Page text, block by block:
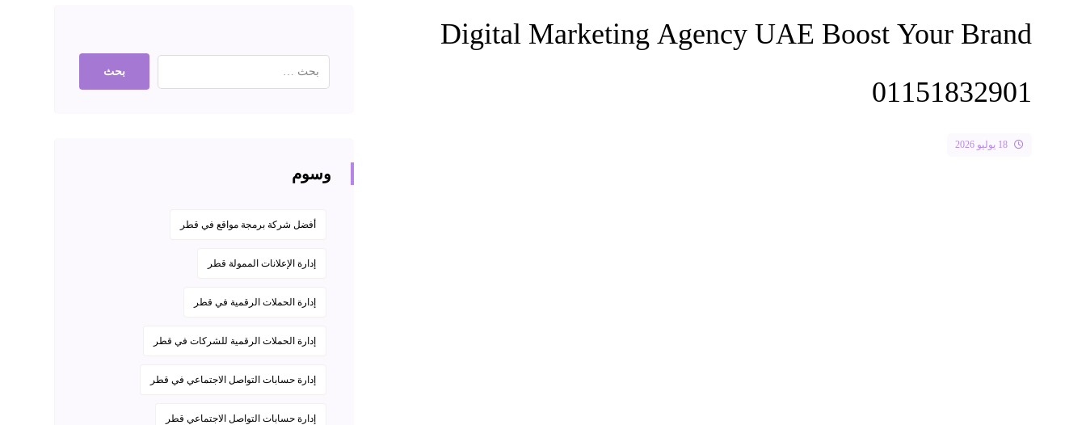
Digital Marketing Agency UAE Boost Your Brand
01151832901
18 يوليو 2026
وسوم
أفضل شركة برمجة مواقع في قطر
إدارة الإعلانات الممولة قطر
إدارة الحملات الرقمية في قطر
إدارة الحملات الرقمية للشركات في قطر
إدارة حسابات التواصل الاجتماعي في قطر
إدارة حسابات التواصل الاجتماعي قطر